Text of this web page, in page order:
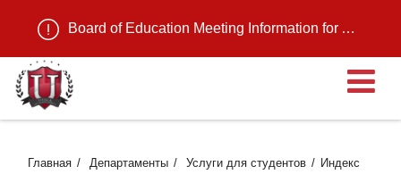
Board of Education Meeting Information for August 11, 2026
Главная Департаменты Услуги для студентов Индекс